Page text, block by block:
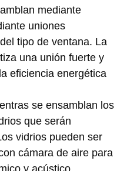
mediante
uniones
tipo de ventana. La
una unión fuerte y
eficiencia energética
se ensamblan los
que serán
vidrios pueden ser
cámara de aire para
y acústico.